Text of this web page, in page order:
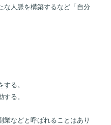
な人脈を構築するなど「自分
る。
る。
業などと呼ばれることはあり